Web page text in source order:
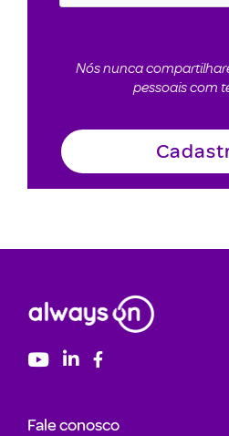
Nós nunca
pessoais com
Fale conosco